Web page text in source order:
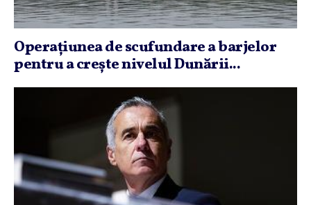
Operaţiunea de scufundare a barjelor
pentru a creşte nivelul Dunării...